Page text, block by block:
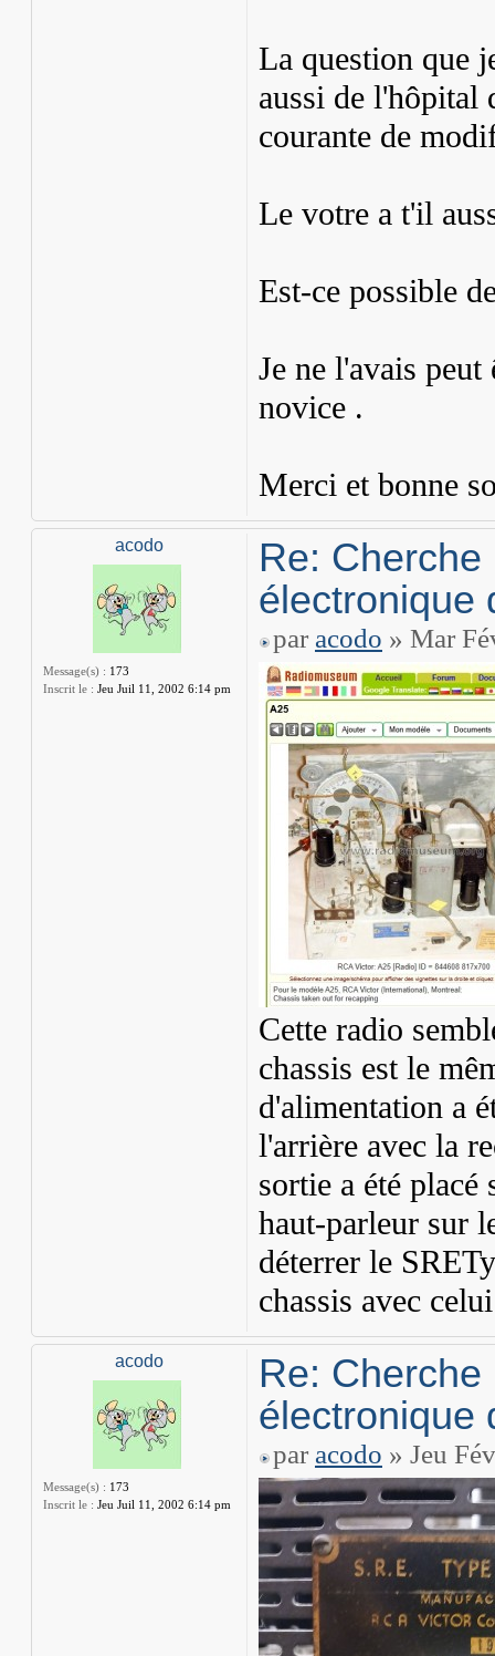
La question que
aussi de l'hôpital
courante de
Le votre a t'il
Est-ce possible
Je ne l'avais
novice .
Merci et bonne
acodo
Message(s) : 173
Inscrit le : Jeu Juil 11, 2002 6:14 pm
Re:
électronique
par acodo » Mar
Cette radio
chassis est le
d'alimentation a
l'arrière avec la
sortie a été placé
haut-parleur sur
déterrer le
chassis avec
acodo
Message(s) : 173
Inscrit le : Jeu Juil 11, 2002 6:14 pm
Re:
électronique
par acodo » Jeu